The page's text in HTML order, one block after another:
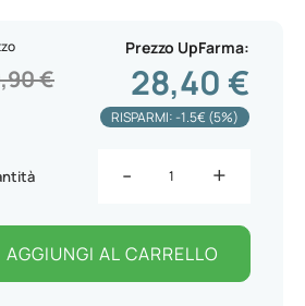
Prezzo UpFarma
28,40 €
€
RISPARMI: -1.5€ (5%)
- +
AGGIUNGI AL CARRELLO